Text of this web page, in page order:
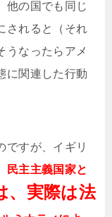
他の国でも同じ
されると（それ
うなったらアメ
に関連した行動
ですが、イギリ
民主主義国家と
、実際は法